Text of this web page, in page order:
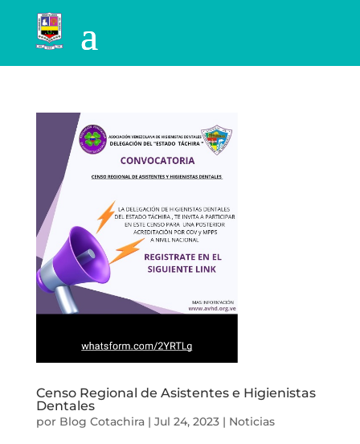
Censo Regional de Asistentes e Higienistas
Dentales
por Blog Cotachira| Jul 24, 2023| Noticias